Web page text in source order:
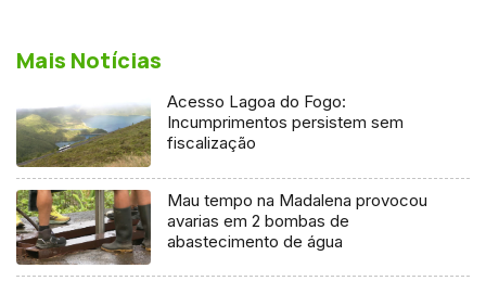
Mais Notícias
Acesso Lagoa do Fogo:
Incumprimentos persistem sem
fiscalização
Mau tempo na Madalena provocou
avarias em 2 bombas de
abastecimento de água